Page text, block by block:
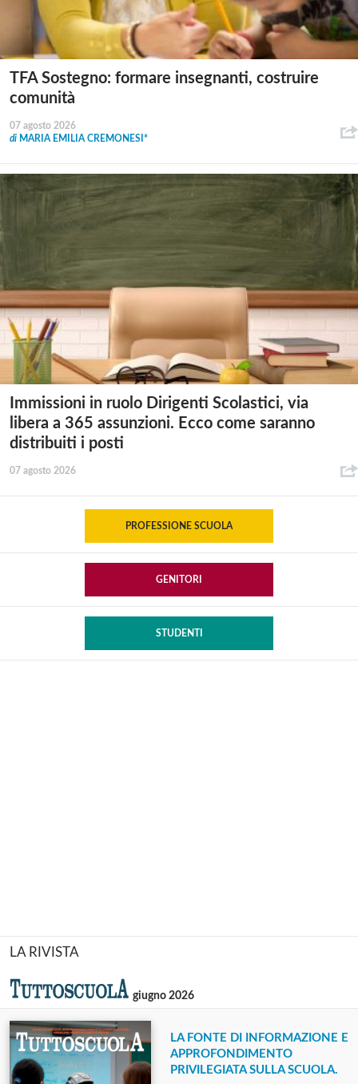
TFA Sostegno: formare insegnanti, costruire
comunità
07 agosto 2026
di MARIA EMILIA CREMONESI*
Immissioni in ruolo Dirigenti Scolastici, via
libera a 365 assunzioni. Ecco come saranno
distribuiti i posti
07 agosto 2026
PROFESSIONE SCUOLA
GENITORI
STUDENTI
LA RIVISTA
giugno 2026
LA FONTE DI INFORMAZIONE E
APPROFONDIMENTO
PRIVILEGIATA SULLA SCUOLA.